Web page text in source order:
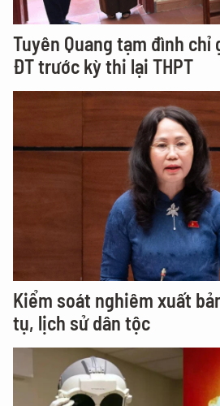
Tuyên Quang tạm đình chỉ
ĐT trước kỳ thi lại THPT
Kiểm soát nghiêm xuất
tụ, lịch sử dân tộc